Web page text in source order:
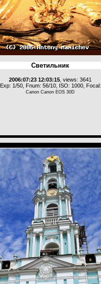
Светильник
2006:07:23 12:03:15 , views: 3641
Exp: 1/50, Fnum: 56/10, ISO: 1000, Focal:
Canon Canon EOS 30D